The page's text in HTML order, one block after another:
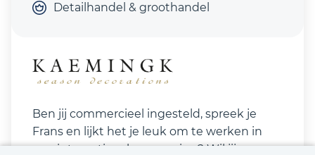
Detailhandel & groothandel
Ben jij commercieel ingesteld, spreek je
Frans en lijkt het je leuk om te werken in
een internationale omgeving? Wil jij